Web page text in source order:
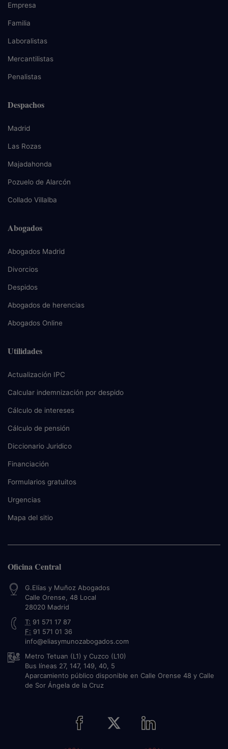
Empresa
Familia
Laboralistas
Mercantilistas
Penalistas
Despachos
Madrid
Las Rozas
Majadahonda
Pozuelo de Alarcón
Collado Villalba
Abogados
Abogados Madrid
Divorcios
Despidos
Abogados de herencias
Abogados Online
Utilidades
Actualización IPC
Calcular indemnización por despido
Cálculo de intereses
Cálculo de pensión
Diccionario Juridico
Financiación
Formularios gratuitos
Urgencias
Mapa del sitio
Oficina Central
G.Elías y Muñoz Abogados
Calle Orense, 48 Local
28020 Madrid
T: 91 571 17 87
F: 91 571 01 36
info@eliasymunozabogados.com
Metro Tetuan (L1) y Cuzco (L10)
Bus líneas 27, 147, 149, 40, 5
Aparcamiento público disponible en Calle Orense 48 y Calle
de Sor Ángela de la Cruz